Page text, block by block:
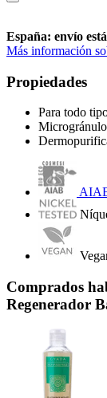
España: envío
Más información
Propiedades
Para todo
Comprados
Regenerador